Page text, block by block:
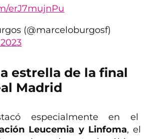
erJ7mujnPu
(@marceloburgosf)
estrella de la final
Madrid
especialmente en el
Leucemia y Linfoma, el